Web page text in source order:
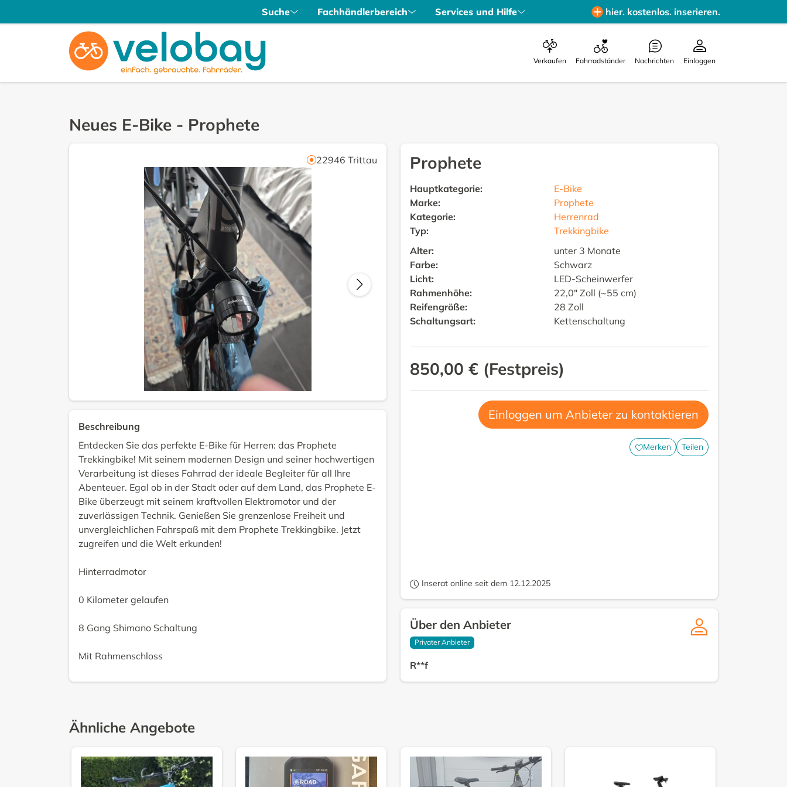
Suche Fachhändlerbereich Services und Hilfe hier. kostenlos. inserieren.
Verkaufen Fahrradständer Nachrichten Einloggen
Neues E-Bike - Prophete
22946 Trittau Prophete
Hauptkategorie:
E-Bike
Marke:
Prophete
Kategorie:
Herrenrad
Typ:
Trekkingbike
Alter:
unter 3 Monate
Farbe:
Schwarz
Licht:
LED-Scheinwerfer
Rahmenhöhe:
22,0" Zoll (~55 cm)
Reifengröße:
28 Zoll
Schaltungsart: Kettenschaltung
850,00 € (Festpreis)
Einloggen um Anbieter zu kontaktieren
Merken Teilen
Inserat online seit dem 12.12.2025
Über den Anbieter
Privater Anbieter
R**f
Beschreibung
Entdecken Sie das perfekte E-Bike für Herren: das Prophete
Trekkingbike! Mit seinem modernen Design und seiner hochwertigen
Verarbeitung ist dieses Fahrrad der ideale Begleiter für all Ihre
Abenteuer. Egal ob in der Stadt oder auf dem Land, das Prophete E-
Bike überzeugt mit seinem kraftvollen Elektromotor und der
zuverlässigen Technik. Genießen Sie grenzenlose Freiheit und
unvergleichlichen Fahrspaß mit dem Prophete Trekkingbike. Jetzt
zugreifen und die Welt erkunden!
Hinterradmotor
0 Kilometer gelaufen
8 Gang Shimano Schaltung
Mit Rahmenschloss
Ähnliche Angebote